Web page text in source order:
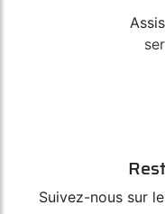
Suivez-nous sur